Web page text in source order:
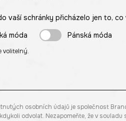
vaší schránky přicházelo jen to,
móda
Pánská móda
volitelný.
osobních údajů je společnost
odvolat. Nezapomeňte, že v